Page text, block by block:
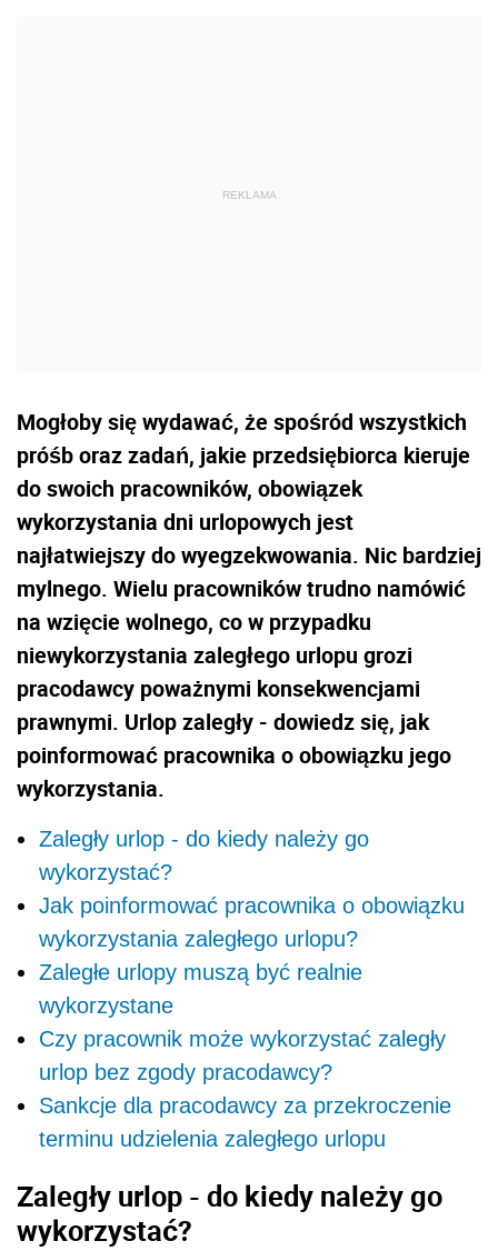
Mogłoby się wydawać, że spośród wszystkich
próśb oraz zadań, jakie przedsiębiorca kieruje
do swoich pracowników, obowiązek
wykorzystania dni urlopowych jest
najłatwiejszy do wyegzekwowania. Nic bardziej
mylnego. Wielu pracowników trudno namówić
na wzięcie wolnego, co w przypadku
niewykorzystania zaległego urlopu grozi
pracodawcy poważnymi konsekwencjami
prawnymi. Urlop zaległy - dowiedz się, jak
poinformować pracownika o obowiązku jego
wykorzystania.
Zaległy urlop - do kiedy należy go
wykorzystać?
Jak poinformować pracownika o obowiązku
wykorzystania zaległego urlopu?
Zaległe urlopy muszą być realnie
wykorzystane
Czy pracownik może wykorzystać zaległy
urlop bez zgody pracodawcy?
Sankcje dla pracodawcy za przekroczenie
terminu udzielenia zaległego urlopu
Zaległy urlop - do kiedy należy go
wykorzystać?